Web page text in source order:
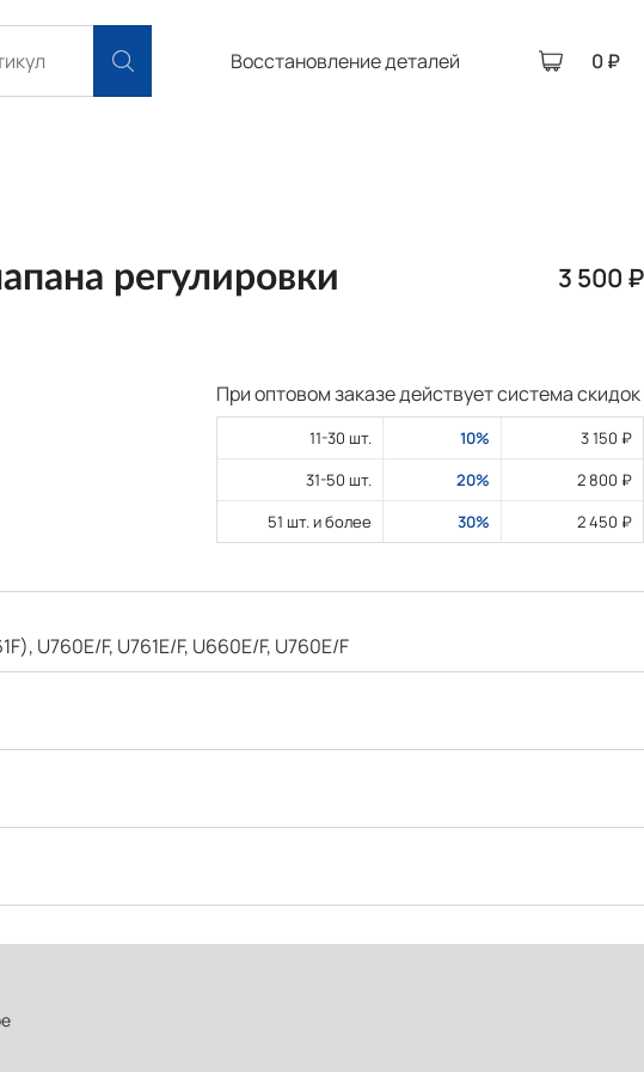
Восстановление деталей 0 ₽
регулировки
3 500 ₽
При оптовом заказе действует система скидок
11-30 шт. 10%
3 150 ₽
31-50 шт.
20%
2 800 ₽
51 шт. и более
30% 2 450 ₽
U760E/F, U761E/F, U660E/F, U760E/F